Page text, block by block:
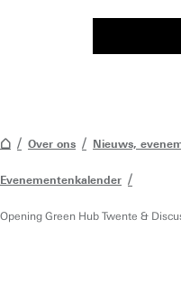
Over ons Nieuws,
Evenementenkalender
Opening Green Hub Twente &